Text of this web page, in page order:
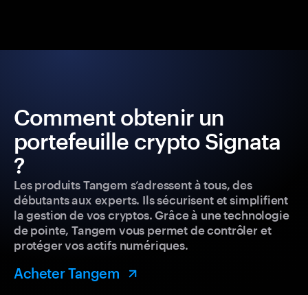
Comment obtenir un
portefeuille crypto Signata
?
Les produits Tangem s’adressent à tous, des
débutants aux experts. Ils sécurisent et simplifient
la gestion de vos cryptos. Grâce à une technologie
de pointe, Tangem vous permet de contrôler et
protéger vos actifs numériques.
Acheter Tangem